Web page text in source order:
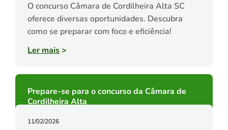
O concurso Câmara de Cordilheira Alta SC
oferece diversas oportunidades. Descubra
como se preparar com foco e eficiência!
Ler mais>
Prepare-se para o concurso da Câmara de
Cordilheira Alta
11/02/2026